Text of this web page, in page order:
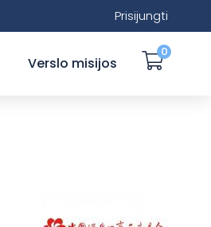
Prisijungti
Verslo misijos
0